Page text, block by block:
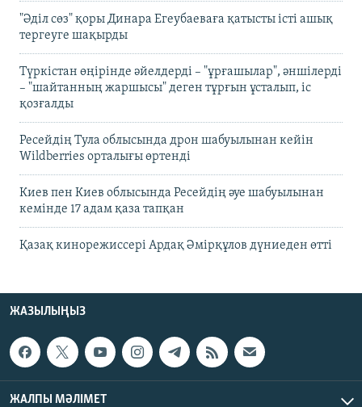
"Әділ сөз" қоры Динара Егеубаеваға қатысты істі ашық
тергеуге шақырды
Түркістан өңірінде әйелдерді – "ұрғашылар", әншілерді
– "шайтанның жаршысы" деген тұрғын ұсталып, іс
қозғалды
Ресейдің Тула облысында дрон шабуылынан кейін
Wildberries орталығы өртенді
Киев пен Киев облысында Ресейдің әуе шабуылынан
кемінде 17 адам қаза тапқан
Қазақ кинорежиссері Ардақ Әмірқұлов дүниеден өтті
ЖАЗЫЛЫҢЫЗ
ЖАЛПЫ МӘЛІМЕТ